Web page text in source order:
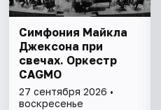
Симфония Майкла
Джексона при
свечах. Оркестр
CAGMO
27 сентября 2026 •
воскресенье